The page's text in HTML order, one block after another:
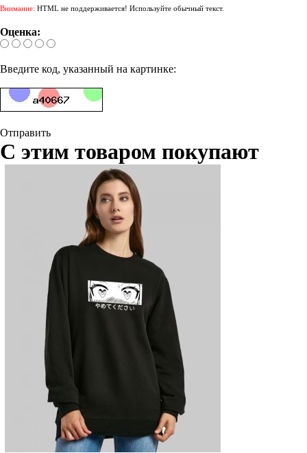
Внимание: HTML не поддерживается! Используйте обычный текст.
Оценка:
Введите код, указанный на картинке:
Отправить
С этим товаром покупают